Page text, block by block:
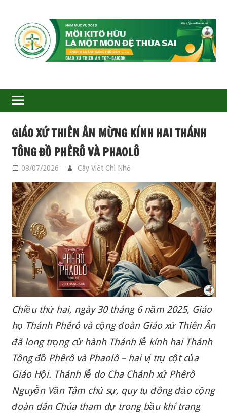
GIÁO
XỨ
THIÊN
ÂN-
TGP
SAIGON
GIÁO XỨ THIÊN ÂN MỪNG KÍNH HAI THÁNH
TÔNG ĐỒ PHÊRÔ VÀ PHAOLÔ
08/07/2026 Cây Viết Chì Nhỏ
Chiều thứ hai, ngày 30 tháng 6 năm 2025, Giáo
họ Thánh Phêrô và cộng đoàn Giáo xứ Thiên Ân
đã long trọng cử hành Thánh lễ kính hai Thánh
Tông đồ Phêrô và Phaolô – hai vị trụ cột của
Giáo Hội. Thánh lễ do Cha Chánh xứ Phêrô
Nguyễn Văn Tâm chủ sự, quy tụ đông đảo cộng
đoàn dân Chúa tham dự trong bầu khí trang